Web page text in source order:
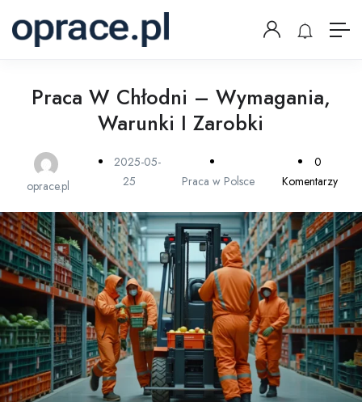
Praca W Chłodni – Wymagania,
Warunki I Zarobki
oprace.pl
2025-05-
25
Praca w Polsce
0
Komentarzy